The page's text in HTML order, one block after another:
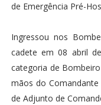
de Emergência Pré-
Ingressou nos
cadete em 08 abril
categoria de
mãos do
de Adjunto de